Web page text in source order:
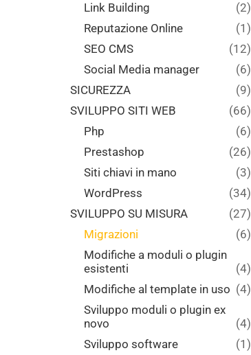
Link Building
(2)
Reputazione Online
(1)
SEO CMS
(12)
Social Media manager
(6)
SICUREZZA
(9)
SVILUPPO SITI WEB
(66)
Php
(6)
Prestashop
(26)
Siti chiavi in mano
(3)
WordPress
(34)
SVILUPPO SU MISURA
(27)
Migrazioni
(6)
Modifiche a moduli o plugin
esistenti
(4)
Modifiche al template in uso (4)
Sviluppo moduli o plugin ex
novo
(4)
Sviluppo software
(1)